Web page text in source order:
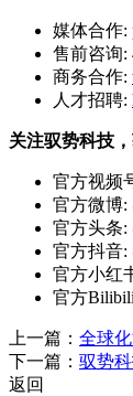
媒体合作:
售前咨询:
商务合作:
人才招聘:
关注驭势科技
官方视频
官方微博:
官方头条:
官方抖音:
官方小红
官方
上一篇： 全球
下一篇： 驭势
返回